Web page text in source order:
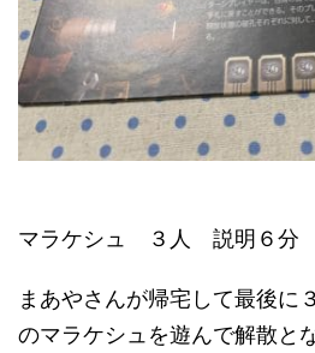
マラケシュ ３人 説明６分
まあやさんが帰宅して最後に
のマラケシュを遊んで解散と